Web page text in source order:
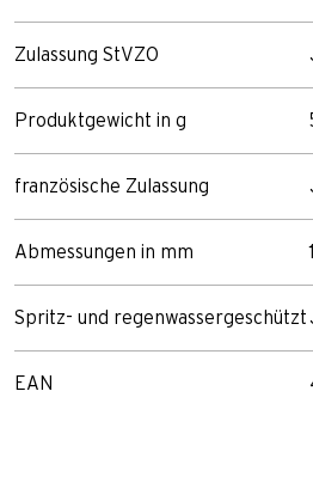
Zulassung StVZO
Produktgewicht in g
französische Zulassung
Abmessungen in mm
Spritz- und regenwassergeschützt
EAN